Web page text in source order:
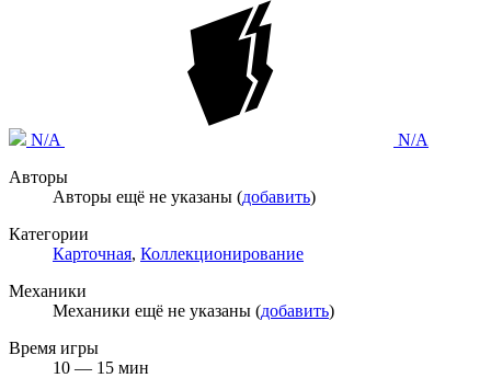
N/A
N/A
Авторы
Авторы ещё не указаны (добавить)
Категории
Карточная, Коллекционирование
Механики
Механики ещё не указаны (добавить)
Время игры
10 — 15 мин